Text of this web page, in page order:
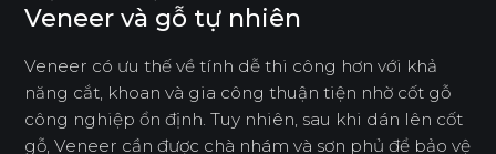
Veneer và gỗ tự nhiên
Veneer có ưu thế về tính dễ thi công hơn với khả
năng cắt, khoan và gia công thuận tiện nhờ cốt gỗ
công nghiệp ổn định. Tuy nhiên, sau khi dán lên cốt
gỗ, Veneer cần được chà nhám và sơn phủ để bảo vệ